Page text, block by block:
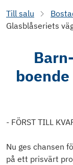
Till salu
Glasblåseriets
- FÖRST TILL
Nu ges chansen
på ett prisvärt